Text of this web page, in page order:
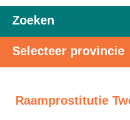
Zoeken
Selecteer provincie
Raamprostitutie